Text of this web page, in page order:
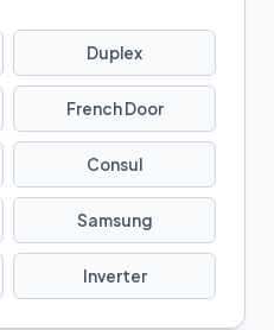
Duplex
French Door
Consul
Samsung
Inverter